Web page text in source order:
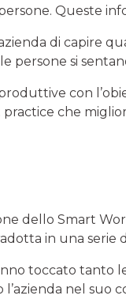
Queste
di capire
persone si
con
che
dello Smart
in una serie
toccato tanto
nel suo